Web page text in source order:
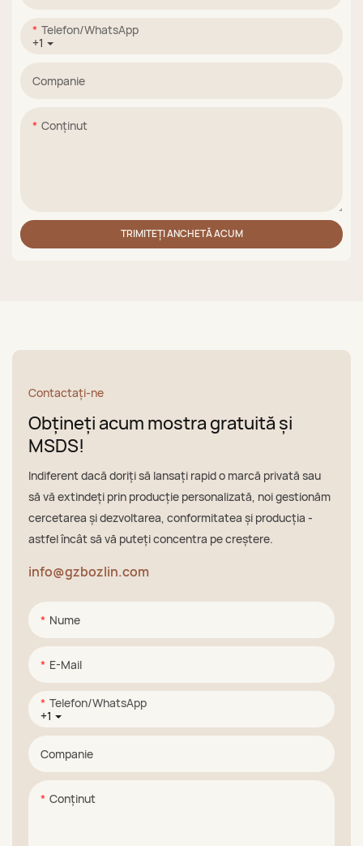
+1
Telefon/WhatsApp
Companie
Conţinut
TRIMITEȚI ANCHETĂ ACUM
Contactaţi-ne
Obțineți acum mostra gratuită și
MSDS!
Indiferent dacă doriți să lansați rapid o marcă privată sau
să vă extindeți prin producție personalizată, noi gestionăm
cercetarea și dezvoltarea, conformitatea și producția -
astfel încât să vă puteți concentra pe creștere.
info@gzbozlin.com
Nume
E-Mail
+1
Telefon/WhatsApp
Companie
Conţinut